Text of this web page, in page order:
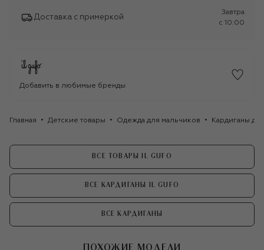
Доставка с примеркой
Завтра
c 10:00
Добавить в любимые бренды
Главная Детские товары Одежда для мальчиков Кардиганы
ВСЕ ТОВАРЫ IL GUFO
ВСЕ КАРДИГАНЫ IL GUFO
ВСЕ КАРДИГАНЫ
ПОХОЖИЕ МОДЕЛИ